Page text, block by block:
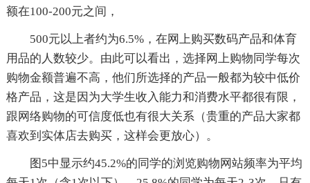
额在100-200元之间，
500元以上者约为6.5%，在网上购买数码产品和体育
用品的人数较少。由此可以看出，选择网上购物同学每次
购物金额普遍不高，他们所选择的产品一般都为较中低价
格产品，这是因为大学生收入能力和消费水平都很有限，
跟网络购物的可信度低也有很大关系（贵重的产品大家都
喜欢到实体店去购买，这样会更放心）。
图5中显示约45.2%的同学的浏览购物网站频率为平均